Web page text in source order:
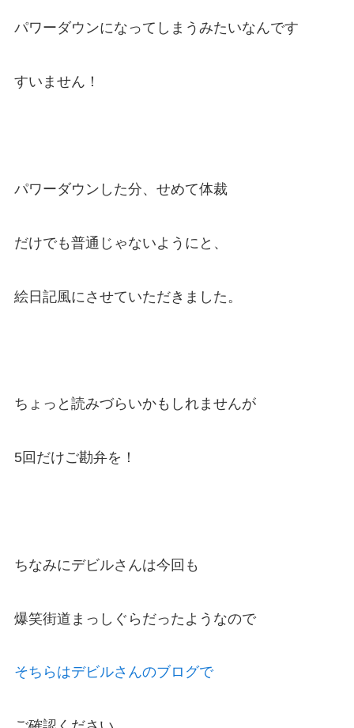
パワーダウンになってしまうみたいなんです
すいません！
パワーダウンした分、せめて体裁
だけでも普通じゃないようにと、
絵日記風にさせていただきました。
ちょっと読みづらいかもしれませんが
5回だけご勘弁を！
ちなみにデビルさんは今回も
爆笑街道まっしぐらだったようなので
そちらはデビルさんのブログで